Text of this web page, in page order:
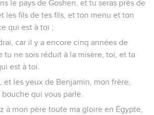
le pays de Goshen, et tu seras près de
les fils de tes fils, et ton menu et ton
qui est à toi ;
car il y a encore cinq années de
tu ne sois réduit à la misère, toi, et ta
est à toi.
et les yeux de Benjamin, mon frère,
qui vous parle.
à mon père toute ma gloire en Égypte,